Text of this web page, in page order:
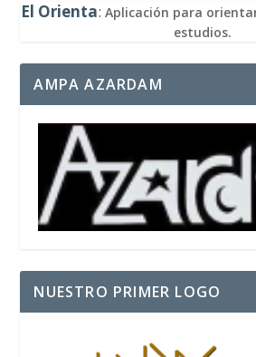
El Orienta: Aplicación para
estudios.
AMPA AZARDAM
NUESTRO PRIMER LOGO